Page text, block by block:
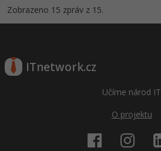
Zobrazeno 15 zpráv z 15.
ITnetwork.cz
Učíme národ IT
O projektu